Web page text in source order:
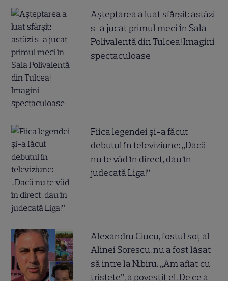
Așteptarea a luat sfârșit: astăzi
s-a jucat primul meci în Sala
Polivalentă din Tulcea! Imagini
spectaculoase
Fiica legendei și-a făcut
debutul în televiziune: „Dacă
nu te văd în direct, dau în
judecată Liga!”
Alexandru Ciucu, fostul soț al
Alinei Sorescu, nu a fost lăsat
să intre la Nibiru. „Am aflat cu
tristețe”, a povestit el. De ce a